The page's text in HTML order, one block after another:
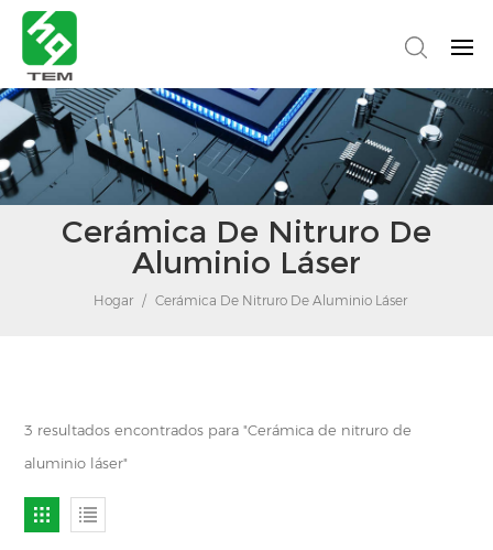
Cerámica De Nitruro De
Aluminio Láser
Hogar / Cerámica De Nitruro De Aluminio Láser
3 resultados encontrados para "Cerámica de nitruro de
aluminio láser"